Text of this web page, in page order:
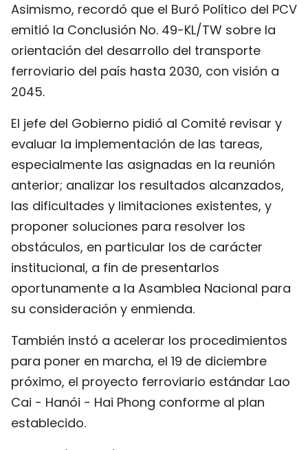
Asimismo, recordó que el Buró Político del PCV
emitió la Conclusión No. 49-KL/TW sobre la
orientación del desarrollo del transporte
ferroviario del país hasta 2030, con visión a
2045.
El jefe del Gobierno pidió al Comité revisar y
evaluar la implementación de las tareas,
especialmente las asignadas en la reunión
anterior; analizar los resultados alcanzados,
las dificultades y limitaciones existentes, y
proponer soluciones para resolver los
obstáculos, en particular los de carácter
institucional, a fin de presentarlos
oportunamente a la Asamblea Nacional para
su consideración y enmienda.
También instó a acelerar los procedimientos
para poner en marcha, el 19 de diciembre
próximo, el proyecto ferroviario estándar Lao
Cai - Hanói - Hai Phong conforme al plan
establecido.